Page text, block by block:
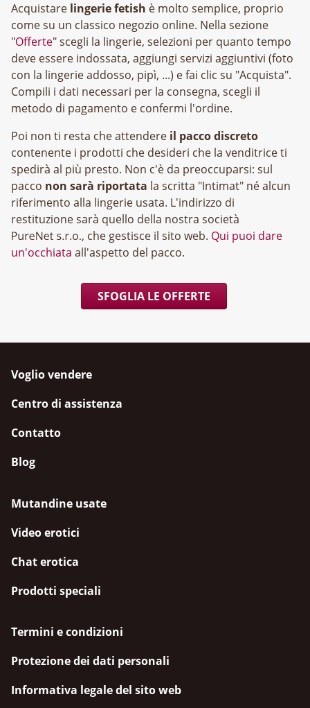
Acquistare lingerie fetish è molto semplice, proprio
come su un classico negozio online. Nella sezione
"Offerte" scegli la lingerie, selezioni per quanto tempo
deve essere indossata, aggiungi servizi aggiuntivi (foto
con la lingerie addosso, pipì, ...) e fai clic su "Acquista".
Compili i dati necessari per la consegna, scegli il
metodo di pagamento e confermi l'ordine.
Poi non ti resta che attendere il pacco discreto
contenente i prodotti che desideri che la venditrice ti
spedirà al più presto. Non c'è da preoccuparsi: sul
pacco non sarà riportata la scritta "Intimat" né alcun
riferimento alla lingerie usata. L'indirizzo di
restituzione sarà quello della nostra società
, che gestisce il sito web. Qui puoi dare
un'occhiata all'aspetto del pacco.
SFOGLIA LE OFFERTE
Voglio vendere
Centro di assistenza
Contatto
Blog
Mutandine usate
Video erotici
Chat erotica
Prodotti speciali
Termini e condizioni
Protezione dei dati personali
Informativa legale del sito web